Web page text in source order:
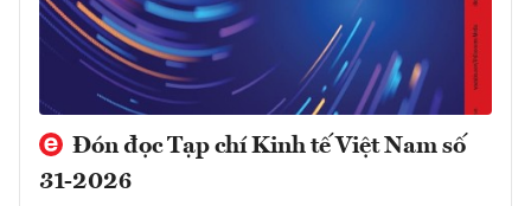
Đón đọc Tạp chí Kinh tế Việt Nam số
31-2026